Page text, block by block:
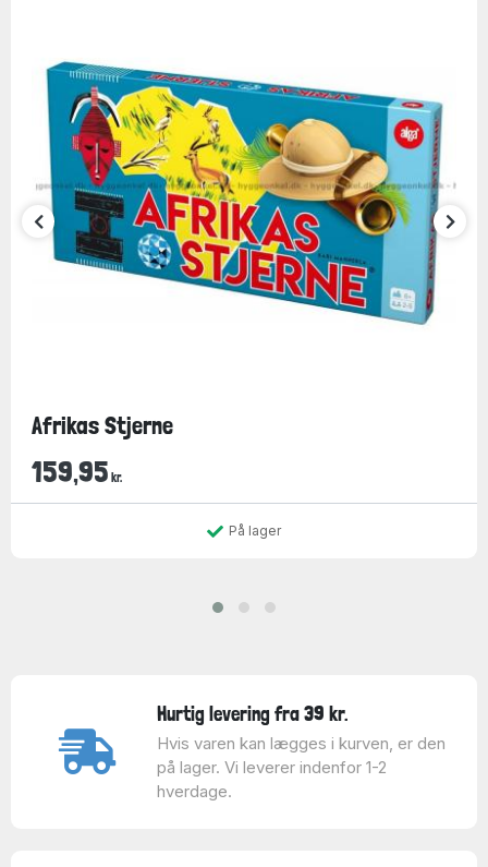
Afrikas Stjerne
159,95 kr.
På lager
Hurtig levering fra 39 kr.
Hvis varen kan lægges i kurven, er den
på lager. Vi leverer indenfor 1-2
hverdage.